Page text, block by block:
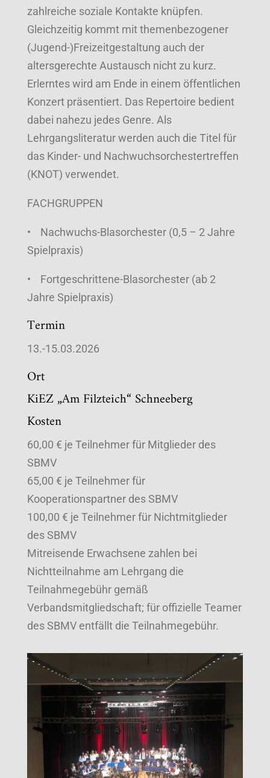
zahlreiche soziale Kontakte knüpfen.
Gleichzeitig kommt mit themenbezogener
(Jugend-)Freizeitgestaltung auch der
altersgerechte Austausch nicht zu kurz.
Erlerntes wird am Ende in einem öffentlichen
Konzert präsentiert. Das Repertoire bedient
dabei nahezu jedes Genre. Als
Lehrgangsliteratur werden auch die Titel für
das Kinder- und Nachwuchsorchestertreffen
(KNOT) verwendet.
FACHGRUPPEN
• Nachwuchs-Blasorchester (0,5 – 2 Jahre
Spielpraxis)
• Fortgeschrittene-Blasorchester (ab 2
Jahre Spielpraxis)
Termin
13.-15.03.2026
Ort
KiEZ „Am Filzteich“ Schneeberg
Kosten
60,00 € je Teilnehmer für Mitglieder des
SBMV
65,00 € je Teilnehmer für
Kooperationspartner des SBMV
100,00 € je Teilnehmer für Nichtmitglieder
des SBMV
Mitreisende Erwachsene zahlen bei
Nichtteilnahme am Lehrgang die
Teilnahmegebühr gemäß
Verbandsmitgliedschaft; für offizielle Teamer
des SBMV entfällt die Teilnahmegebühr.